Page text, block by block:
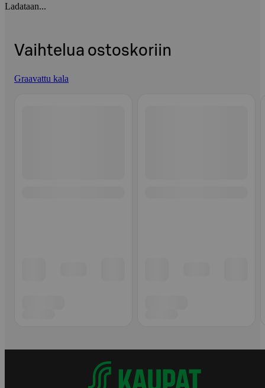
Ladataan...
Vaihtelua ostoskoriin
Graavattu kala